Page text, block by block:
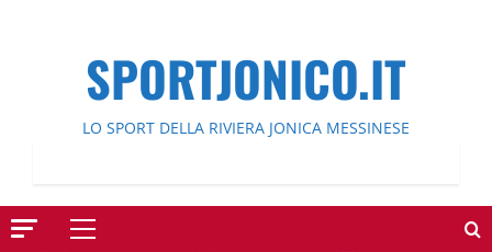
SPORTJONICO.IT
LO SPORT DELLA RIVIERA JONICA MESSINESE
Menu